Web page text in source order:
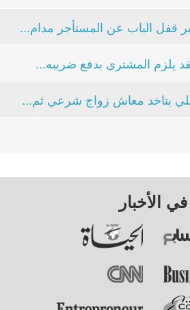
قفل الباب عن المستأجر مدام...
يلزم المشترى بدفع ضريبه...
بتاخد معاش زواج شرعي ثم...
في الأخبار